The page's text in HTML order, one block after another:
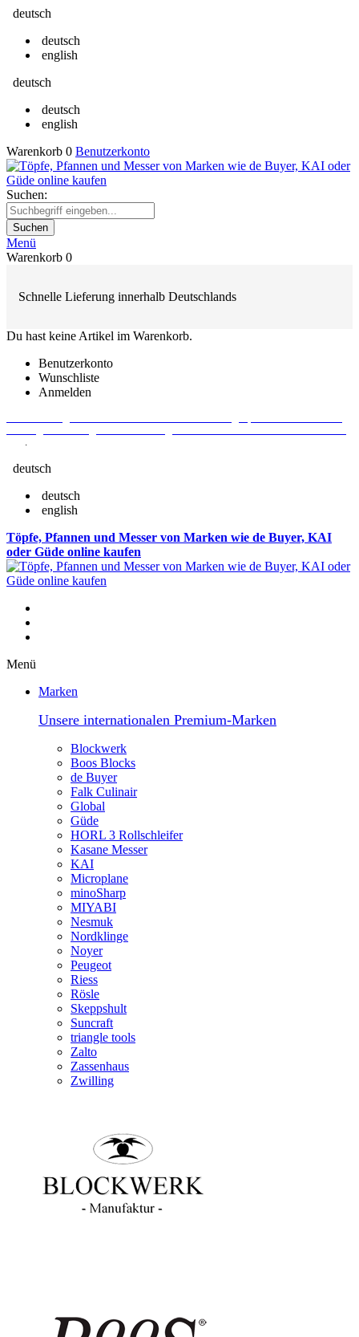
deutsch
deutsch
english
deutsch
deutsch
english
Warenkorb 0 Benutzerkonto
Suchen:
Suchen
Menü
Warenkorb 0
Schnelle Lieferung innerhalb Deutschlands
Du hast keine Artikel im Warenkorb.
Benutzerkonto
Wunschliste
Anmelden
.
deutsch
deutsch
english
Töpfe, Pfannen und Messer von Marken wie de Buyer, KAI
oder Güde online kaufen
Menü
Marken
Unsere internationalen Premium-Marken
Blockwerk
Boos Blocks
de Buyer
Falk Culinair
Global
Güde
HORL 3 Rollschleifer
Kasane Messer
KAI
Microplane
minoSharp
MIYABI
Nesmuk
Nordklinge
Noyer
Peugeot
Riess
Rösle
Skeppshult
Suncraft
triangle tools
Zalto
Zassenhaus
Zwilling